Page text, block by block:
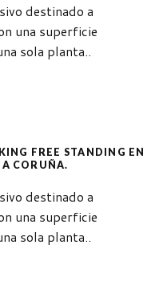
destinado a
una superficie
sola planta..
FREE STANDING EN
CORUÑA.
destinado a
una superficie
sola planta..